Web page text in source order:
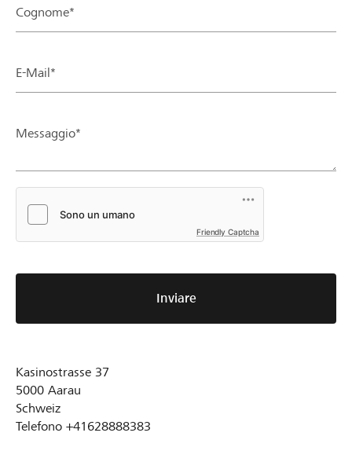
Cognome*
E-Mail*
Messaggio*
Friendly Captcha
Inviare
Kasinostrasse 37
5000 Aarau
Schweiz
Telefono +41628888383